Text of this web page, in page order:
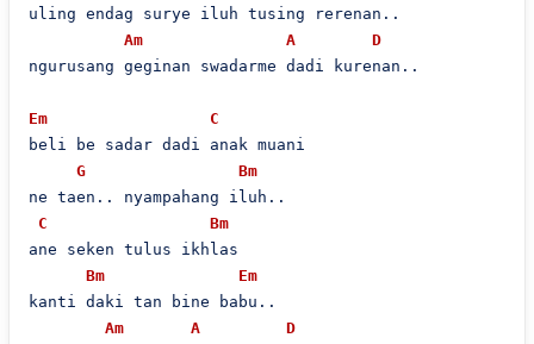
uling endag surye iluh tusing rerenan..
Am
A
D
ngurusang geginan swadarme dadi kurenan..
Em
C
beli be sadar dadi anak muani
G
Bm
ne taen.. nyampahang iluh..
C
Bm
ane seken tulus ikhlas
Bm
Em
kanti daki tan bine babu..
Am
A
D